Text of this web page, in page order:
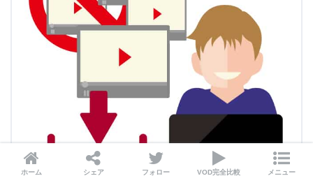
ホーム シェア フォロー VOD完全比較 メニュー